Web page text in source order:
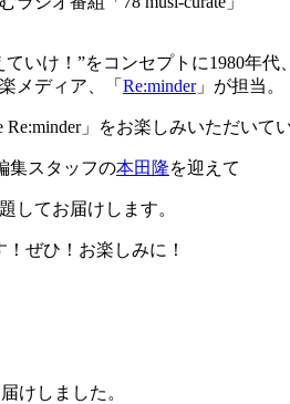
いけ！”をコンセプトに1980年
メディア、「 Re:minder」が担当。
」をお楽しみいただいてい
集スタッフの本田隆を迎えて
してお届けします。
ぜひ！お楽しみに！
けしました。